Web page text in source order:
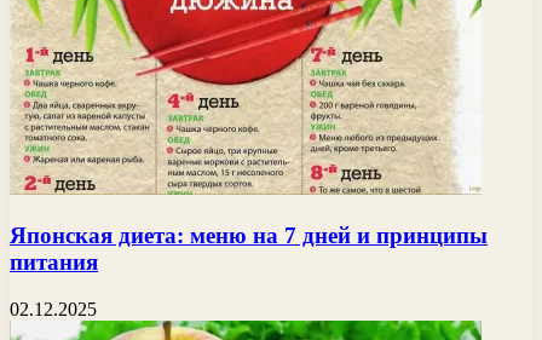
Японская диета: меню на 7 дней и принципы
питания
02.12.2025